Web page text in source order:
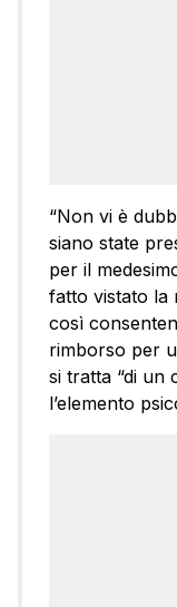
“Non vi è
siano state
per il
fatto vistato la
così
rimborso per
si tratta “di un
l’elemento